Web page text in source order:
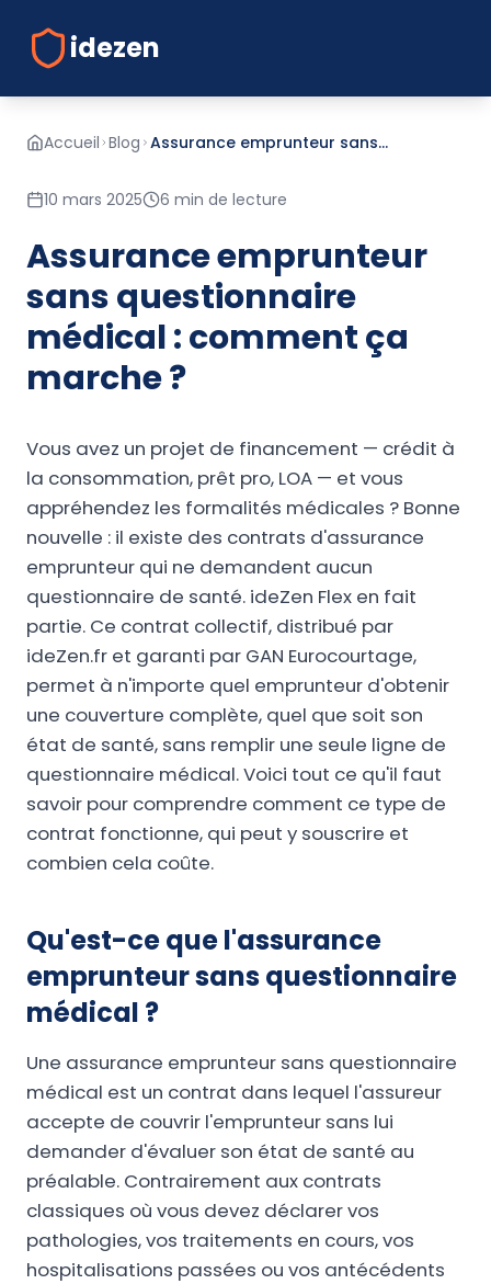
idezen
Accueil Blog Assurance emprunteur sans
marche ?
10 mars 2025 6 min de lecture
Assurance emprunteur
sans questionnaire
médical : comment ça
marche ?
Vous avez un projet de financement — crédit à
la consommation, prêt pro, LOA — et vous
appréhendez les formalités médicales ? Bonne
nouvelle : il existe des contrats d'assurance
emprunteur qui ne demandent aucun
questionnaire de santé. ideZen Flex en fait
partie. Ce contrat collectif, distribué par
ideZen.fr et garanti par GAN Eurocourtage,
permet à n'importe quel emprunteur d'obtenir
une couverture complète, quel que soit son
état de santé, sans remplir une seule ligne de
questionnaire médical. Voici tout ce qu'il faut
savoir pour comprendre comment ce type de
contrat fonctionne, qui peut y souscrire et
combien cela coûte.
Qu'est-ce que l'assurance
emprunteur sans questionnaire
médical ?
Une assurance emprunteur sans questionnaire
médical est un contrat dans lequel l'assureur
accepte de couvrir l'emprunteur sans lui
demander d'évaluer son état de santé au
préalable. Contrairement aux contrats
classiques où vous devez déclarer vos
pathologies, vos traitements en cours, vos
hospitalisations passées ou vos antécédents